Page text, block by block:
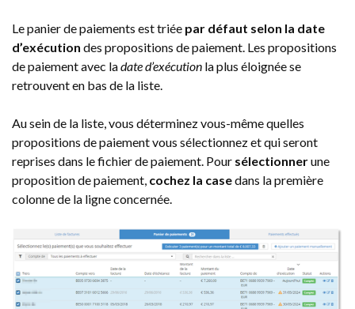
Le panier de paiements est triée par défaut selon la date
d’exécution des propositions de paiement. Les propositions
de paiement avec ladate d’exécution la plus éloignée se
retrouvent en bas de la liste.
Au sein de la liste, vous déterminez vous-même quelles
propositions de paiement vous sélectionnez et qui seront
reprises dans le fichier de paiement. Pour sélectionnerune
proposition de paiement, cochez la casedans la première
colonne de la ligne concernée.